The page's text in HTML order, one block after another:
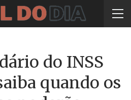
do INSS
quando os